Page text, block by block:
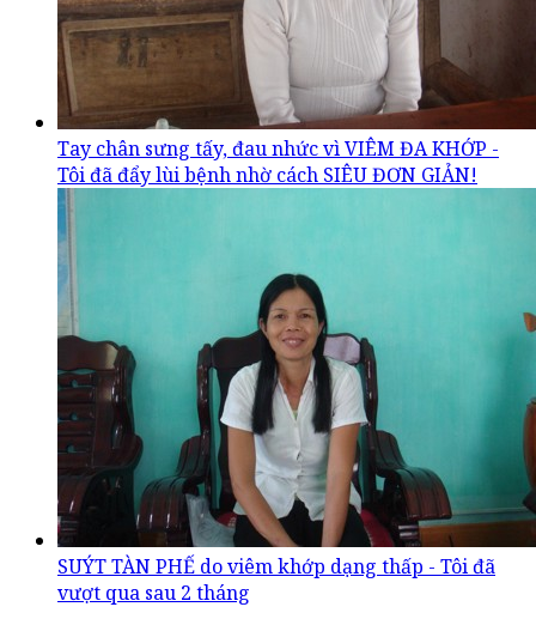
Tay chân sưng tấy, đau nhức vì VIÊM ĐA KHỚP -
Tôi đã đẩy lùi bệnh nhờ cách SIÊU ĐƠN GIẢN!
SUÝT TÀN PHẾ do viêm khớp dạng thấp - Tôi đã
vượt qua sau 2 tháng